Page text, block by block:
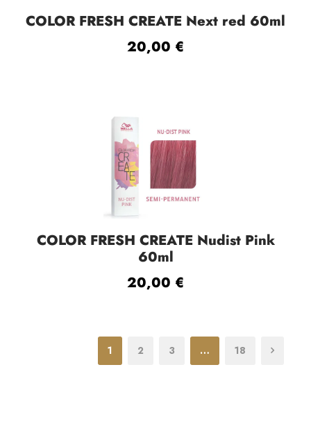
COLOR FRESH CREATE Next red 60ml
20,00 €
COLOR FRESH CREATE Nudist Pink
60ml
20,00 €
1 2 3 … 18